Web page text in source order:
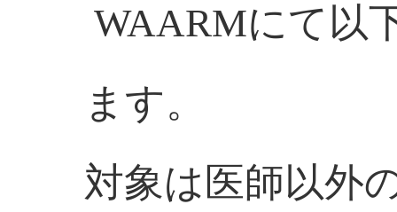
WAARMにて以
ます。
対象は医師以外